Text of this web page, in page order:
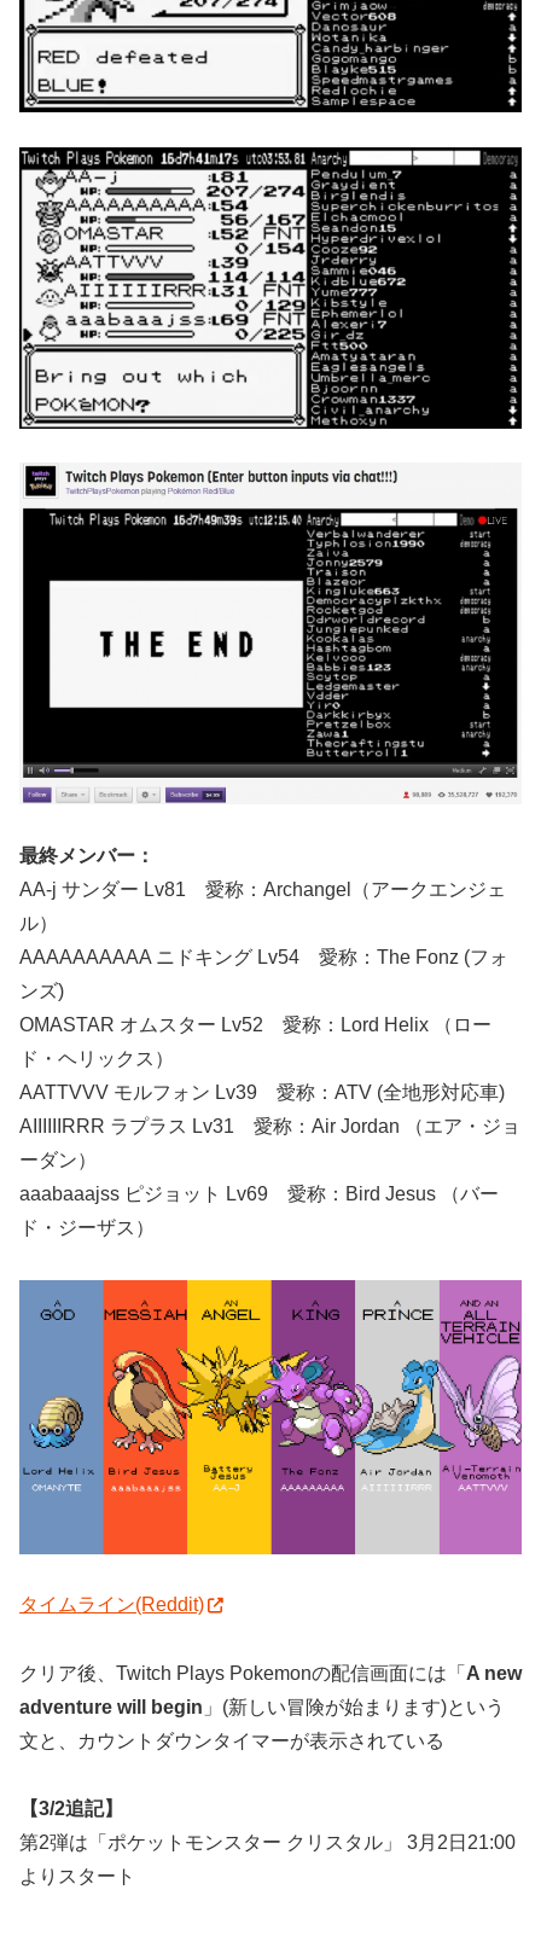
最終メンバー：
AA-j サンダー Lv81 愛称：Archangel（アークエンジェ
ル）
AAAAAAAAAA ニドキング Lv54 愛称：The Fonz (フォ
ンズ)
OMASTAR オムスター Lv52 愛称：Lord Helix （ロー
ド・ヘリックス）
AATTVVV モルフォン Lv39 愛称：ATV (全地形対応車)
AIIIIIIRRR ラプラス Lv31 愛称：Air Jordan （エア・ジョ
ーダン）
aaabaaajss ピジョット Lv69 愛称：Bird Jesus （バー
ド・ジーザス）
タイムライン(Reddit)
クリア後、Twitch Plays Pokemonの配信画面には「 A new
adventure will begin 」(新しい冒険が始まります)という
文と、カウントダウンタイマーが表示されている
【3/2追記】
第2弾は「ポケットモンスター クリスタル」 3月2日21:00
よりスタート